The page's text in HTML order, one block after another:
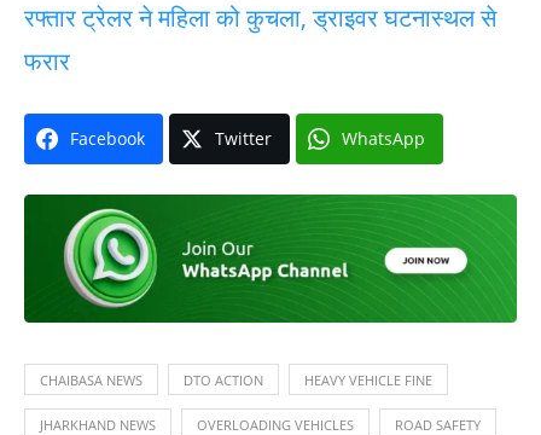
रफ्तार ट्रेलर ने महिला को कुचला, ड्राइवर घटनास्थल से
फरार
Facebook Twitter WhatsApp
CHAIBASA NEWS DTO ACTION HEAVY VEHICLE FINE
JHARKHAND NEWS OVERLOADING VEHICLES ROAD SAFETY